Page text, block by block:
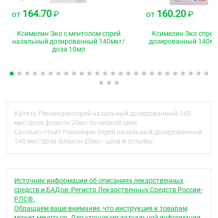
Фармакодинамика
адреномиметиком, используемым для местного
применения в ЛОР-практике.
уменьшению гиперемии и отёка слизистых
оболочек носоглотки и уменьшению отделяемого
Отчетливое местное действие препарата
выявляется уже через несколько минут и
сохраняется в течение нескольких часов (до 6-8
часов), проявляясь в восстановлении
Восстановление воздушной проходимости
носоглотки улучшает самочувствие больных и
снижает опасность возможных осложнений,
вызванных застоем слизистого секрета.
от 164.70 ₽
Ксимелин Эко с ментолом спрей
назальный дозированный 140мкг/
доза 10мл
от 160.20 ₽
Ксимелин Эко
дозированный
Купить Ринонорм спрей назальный дозированный 140
мкг/доза флакон 20мл по низкой цене
Сколько стоит Ринонорм спрей назальный дозированный
140 мкг/доза флакон 20мл - цена и отзывы
Источник информации об описаниях лекарственных
средств и БАДов: Регистр Лекарственных Средств России-
РЛС®.
Обращаем ваше внимание, что инструкция к товарам